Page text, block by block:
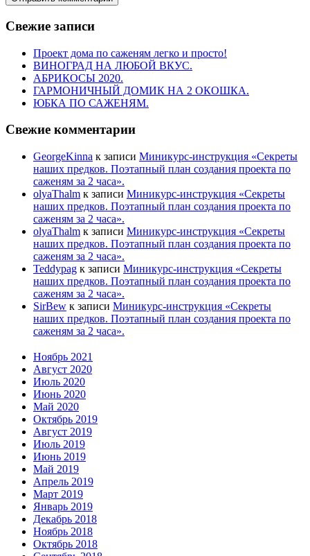
Свежие записи
Проект дома по саженям легко и просто!
ВИНОГРАД НА ЛЮБОЙ ВКУС.
АБРИКОСЫ 2020.
ГАРМОНИЧНЫЙ ДОМИК НА 2 ОКОШКА.
ЮБКА ПО САЖЕНЯМ.
Свежие комментарии
GeorgeKinna к записи Миникурс-инструкция «Секреты
наших предков. Поэтапный план создания проекта по
саженям за 2 часа».
olyaThalm к записи Миникурс-инструкция «Секреты
наших предков. Поэтапный план создания проекта по
саженям за 2 часа».
olyaThalm к записи Миникурс-инструкция «Секреты
наших предков. Поэтапный план создания проекта по
саженям за 2 часа».
Teddypag к записи Миникурс-инструкция «Секреты
наших предков. Поэтапный план создания проекта по
саженям за 2 часа».
SirBew к записи Миникурс-инструкция «Секреты
наших предков. Поэтапный план создания проекта по
саженям за 2 часа».
Ноябрь 2021
Август 2020
Июль 2020
Июнь 2020
Май 2020
Октябрь 2019
Август 2019
Июль 2019
Июнь 2019
Май 2019
Апрель 2019
Март 2019
Январь 2019
Декабрь 2018
Ноябрь 2018
Октябрь 2018